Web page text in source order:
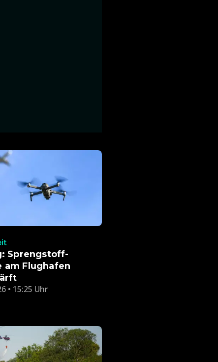
Sprengstoff-
am Flughafen
• 15:25 Uhr